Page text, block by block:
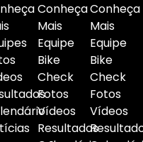
Conheça
Mais
Equipe
Bike
Check
Fotos
Vídeos
Resultados
Conheça
Mais
Equipe
Bike
Check
Fotos
Vídeos